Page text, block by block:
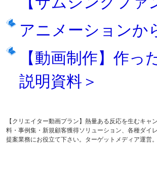
アニメーションか
【動画制作】作
説明資料＞
【クリエイター動画プラン】熱量ある反応を生むキ
料・事例集・新規顧客獲得ソリューション、各種ダイ
提案業務にお役立て下さい。ターゲットメディア運営。